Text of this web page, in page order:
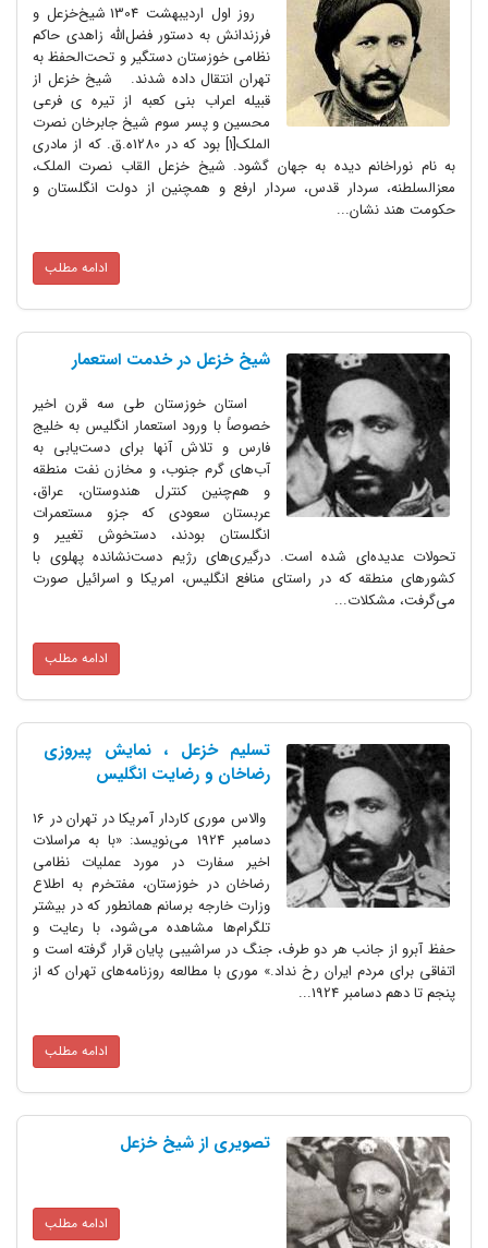
روز اول اردیبهشت 1304 شیخ‌خزعل و
فرزندانش به دستور فضل‌الله زاهدی حاکم
نظامی خوزستان دستگیر و تحت‌الحفظ به
تهران انتقال داده شدند. شیخ خزعل از
قبیله اعراب بنی کعبه از تیره ی فرعی
محسین و پسر سوم شیخ جابرخان نصرت
الملک[1] بود که در 1280ه.ق. که از مادری
به نام نوراخانم دیده به جهان گشود. شیخ خزعل القاب نصرت الملک،
معزالسلطنه، سردار قدس، سردار ارفع و همچنین از دولت انگلستان و
حکومت هند نشان...
ادامه مطلب
شیخ خزعل‌ در خدمت استعمار ‏
استان خوزستان طی سه قرن اخیر
خصوصاً با ورود استعمار انگلیس به خلیج
فارس و تلاش آنها برای دست‌یابی به
آب‌های گرم جنوب، و مخازن نفت منطقه
و هم‌چنین کنترل هندوستان، عراق،
عربستان سعودی که جزو مستعمرات
انگلستان بودند، دستخوش تغییر و
تحولات عدیده‌ای شده است. درگیری‌های رژیم دست‌نشانده پهلوی با
کشورهای منطقه که در راستای منافع انگلیس، امریکا و اسرائیل صورت
می‌گرفت، مشکلات...
ادامه مطلب
تسلیم خزعل ، نمایش پیروزی
رضاخان و رضایت انگلیس
والاس موری کاردار آمریکا در تهران در 16
دسامبر 1924 می‌نویسد: «با به مراسلات
اخیر سفارت در مورد عملیات نظامی
رضاخان در خوزستان، مفتخرم به اطلاع
وزارت خارجه برسانم همانطور که در بیشتر
تلگرام‌ها مشاهده می‌شود، با رعایت و
حفظ آبرو از جانب هر دو طرف، جنگ در سراشیبی پایان قرار گرفته است و
اتفاقی برای مردم ایران رخ نداد.» موری با مطالعه روزنامه‌های تهران که از
پنجم تا دهم دسامبر 1924...
ادامه مطلب
تصویری از شیخ خزعل
ادامه مطلب